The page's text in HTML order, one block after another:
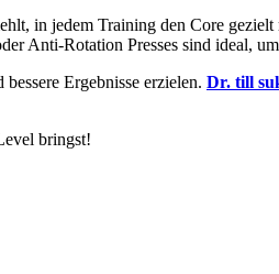
in jedem Training den Core
Anti-Rotation Presses sind ideal,
Ergebnisse erzielen. Dr. till
bringst!